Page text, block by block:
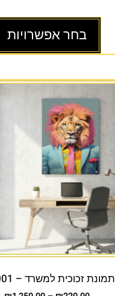
בחר אפשרויות
תמונת זכוכית למשרד – AU-001